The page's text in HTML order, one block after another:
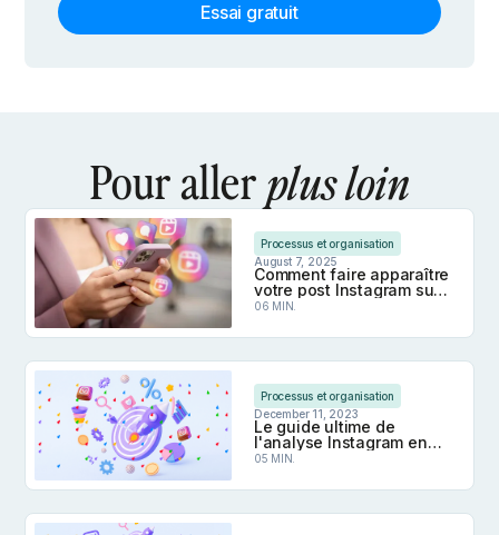
Essai gratuit
Pour aller plus loin
Processus et organisation
August 7, 2025
Comment faire apparaître
votre post Instagram sur
Google ?
06 MIN.
Processus et organisation
December 11, 2023
Le guide ultime de
l'analyse Instagram en
2024
05 MIN.